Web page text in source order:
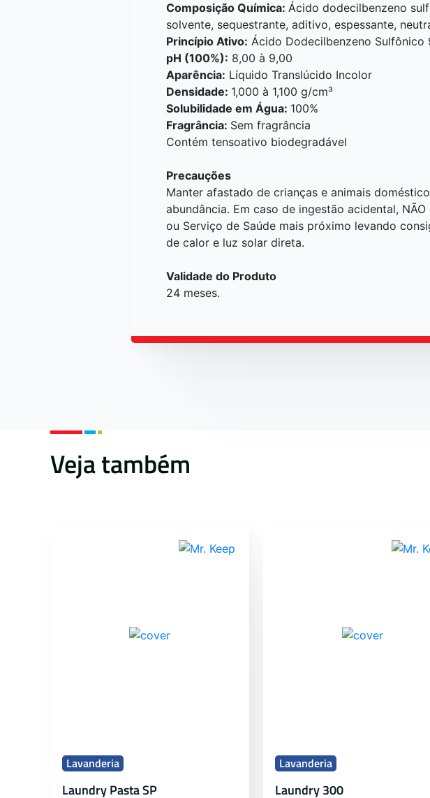
Composição Química: Ácido dodecilbenzeno
solvente, sequestrante, aditivo, espessante,
Princípio Ativo: Ácido Dodecilbenzeno Sulfônico
pH (100%): 8,00 à 9,00
Aparência: Líquido Translúcido Incolor
Densidade: 1,000 à 1,100 g/cm³
Solubilidade em Água: 100%
Fragrância: Sem fragrância
Contém tensoativo biodegradável
Precauções
Manter afastado de crianças e animais
abundância. Em caso de ingestão acidental,
ou Serviço de Saúde mais próximo levando
de calor e luz solar direta.
Validade do Produto
24 meses.
Veja também
Lavanderia
Laundry Pasta SP
Lavanderia
Laundry 300